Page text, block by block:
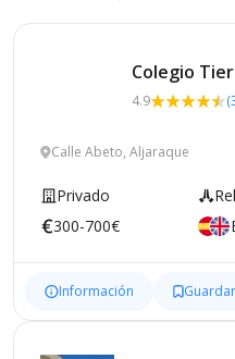
Colegio
4.9
Calle Abeto, Aljaraque
Privado
300-700€
Información Guardar